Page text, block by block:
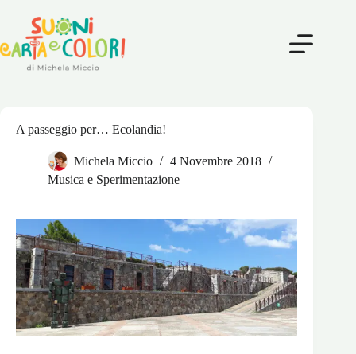
contenuto
A passeggio per… Ecolandia!
Michela Miccio
4 Novembre 2018
Musica e Sperimentazione